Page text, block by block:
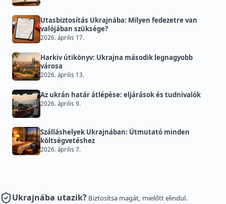
Utasbiztosítás Ukrajnába: Milyen fedezetre van
valójában szüksége?
2026. április 17.
Harkiv útikönyv: Ukrajna második legnagyobb
városa
2026. április 13.
Az ukrán határ átlépése: eljárások és tudnivalók
2026. április 9.
Szálláshelyek Ukrajnában: Útmutató minden
költségvetéshez
2026. április 7.
Ukrajnába utazik? Biztosítsa magát, mielőtt elindul.